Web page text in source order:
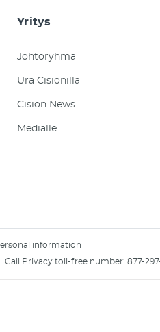
Yritys
Johtoryhmä
Ura Cisionilla
Cision News
Medialle
information
Call Privacy toll-free number: 877-